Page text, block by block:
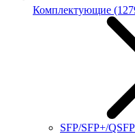
Комплектующие
SFP/SFP+/